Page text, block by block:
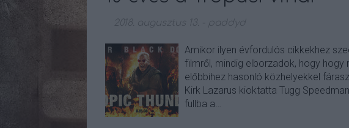
2018. augusztus 13. paddyd
Amikor ilyen évfordulós cikkekhez
filmről, mindig elborzadok, hogy
előbbihez hasonló közhelyekkel
Kirk Lazarus kioktatta Tugg
fullba a…